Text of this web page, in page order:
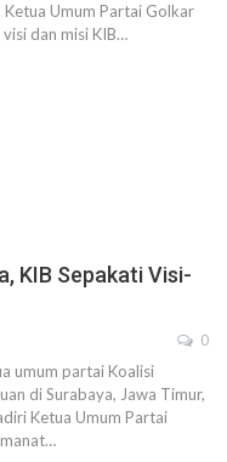
Umum Partai Golkar
dan misi KIB…
KIB Sepakati Visi-
0
umum partai Koalisi
di Surabaya, Jawa Timur,
Ketua Umum Partai